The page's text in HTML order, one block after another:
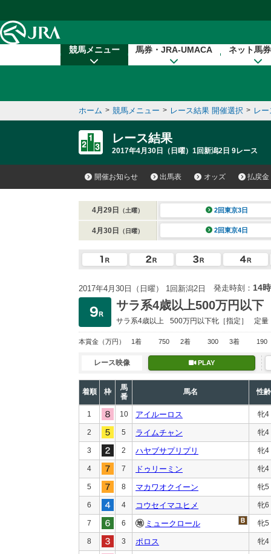
競馬メニュー 馬券・JRA-UMACA ネット馬
ホーム > 競馬メニュー > レース結果 開催選択 > レ
レース結果
2017年4月30日（日曜）1回新潟2日 9レース
開催お知らせ 出馬表 オッズ 払戻金
4月29日 （土曜） 2回東京3日
4月30日 （日曜） 2回東京4日
2017年4月30日（日曜） 1回新潟2日 発走時刻： 14
サラ系4歳以上500万円以下
サラ系4歳以上 500万円以下牝［指定］ 定量
本賞金 （万円） 1着 750 2着 300 3着 190
レース映像 PLAY
着順 枠
馬
番
馬名 性齢
1 10 アイルーロス 牝4
2 5 ライムチャン 牝4
3 2 ハヤブサプリプリ 牝4
4 7 ドゥリーミン 牝4
5 8 マカワオクイーン 牝5
6 4 コウセイマユヒメ 牝6
7 6 ミュークロール 牝5
8 3 ポロス 牝4